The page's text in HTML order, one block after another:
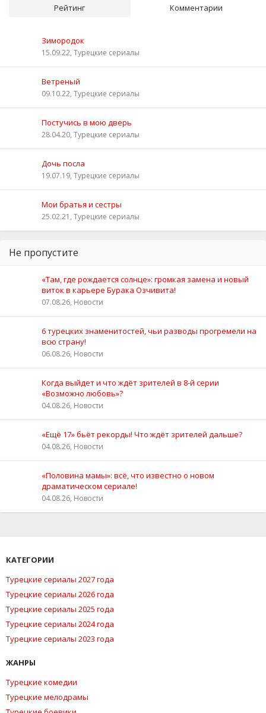
Рейтинг Комментарии
Зимородок
15.09.22, Турецкие сериалы
Ветреный
09.10.22, Турецкие сериалы
Постучись в мою дверь
28.04.20, Турецкие сериалы
Дочь посла
19.07.19, Турецкие сериалы
Мои братья и сестры
25.02.21, Турецкие сериалы
Не пропустите
«Там, где рождается солнце»: громкая замена и новый
виток в карьере Бурака Озчивита!
07.08.26, Новости
6 турецких знаменитостей, чьи разводы прогремели на
всю страну!
06.08.26, Новости
Когда выйдет и что ждёт зрителей в 8-й серии
«Возможно любовь»?
04.08.26, Новости
«Ещё 17» бьёт рекорды! Что ждёт зрителей дальше?
04.08.26, Новости
«Половина мамы»: всё, что известно о новом
драматическом сериале!
04.08.26, Новости
КАТЕГОРИИ
Турецкие сериалы 2027 года
Турецкие сериалы 2026 года
Турецкие сериалы 2025 года
Турецкие сериалы 2024 года
Турецкие сериалы 2023 года
ЖАНРЫ
Турецкие комедии
Турецкие мелодрамы